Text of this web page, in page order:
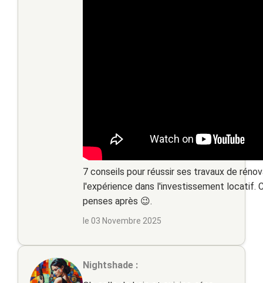
7 conseils pour réussir ses travaux de
l'expérience dans l'investissement locatif.
penses après 😉.
le 03 Novembre 2025
Nightshade :